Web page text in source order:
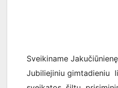
Sveikiname
Jubiliejiniu gimtadieniu